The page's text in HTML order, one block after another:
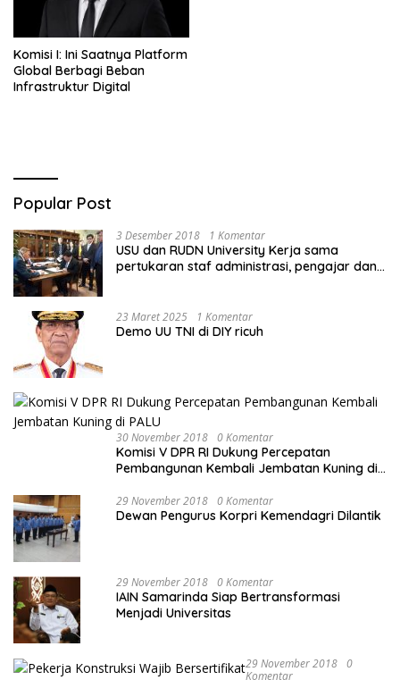
Komisi I: Ini Saatnya Platform
Global Berbagi Beban
Infrastruktur Digital
Popular Post
3 Desember 2018 1 Komentar
USU dan RUDN University Kerja sama
pertukaran staf administrasi, pengajar dan
23 Maret 2025 1 Komentar
Demo UU TNI di DIY ricuh
30 November 2018 0 Komentar
Komisi V DPR RI Dukung Percepatan
Pembangunan Kembali Jembatan Kuning di
29 November 2018 0 Komentar
Dewan Pengurus Korpri Kemendagri Dilantik
29 November 2018 0 Komentar
IAIN Samarinda Siap Bertransformasi
Menjadi Universitas
29 November 2018 0
Komentar